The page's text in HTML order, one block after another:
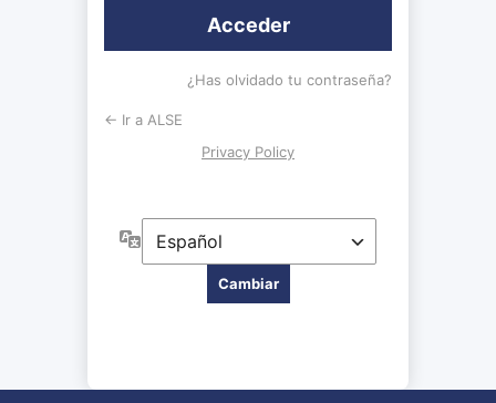
¿Has olvidado tu contraseña?
← Ir a ALSE
Privacy Policy
Idioma